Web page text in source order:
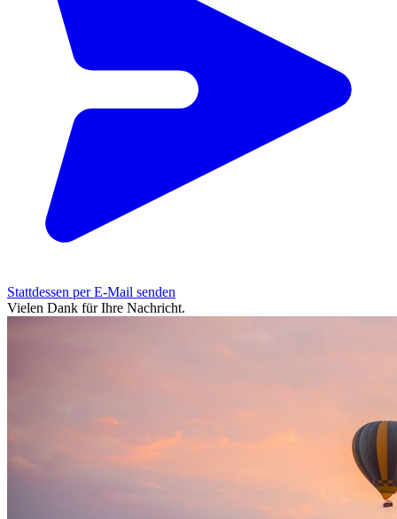
Stattdessen per E-Mail senden
Vielen Dank für Ihre Nachricht.